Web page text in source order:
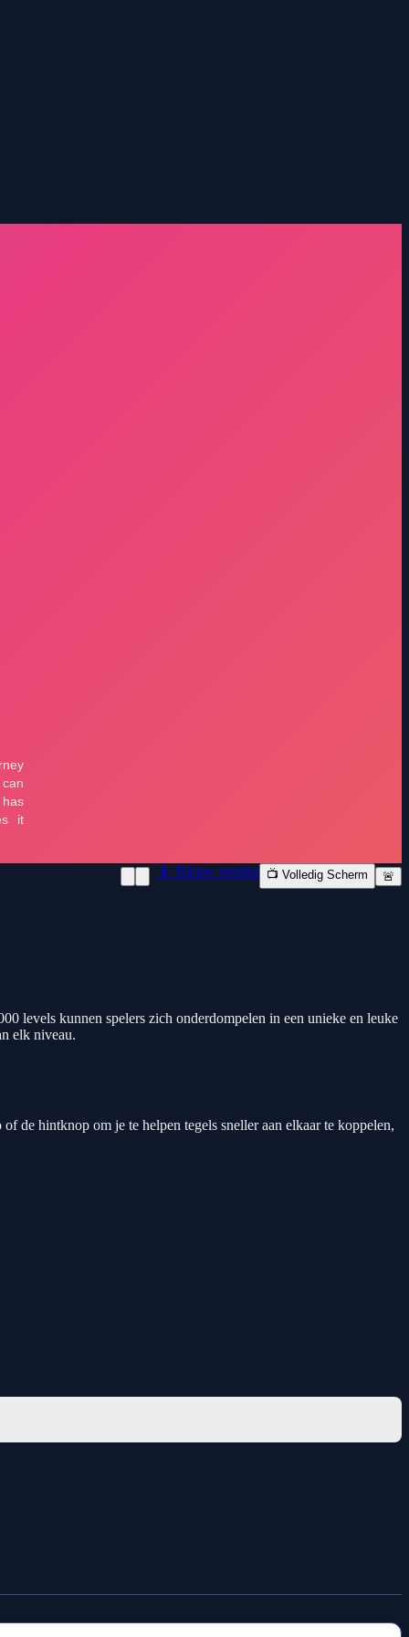
📱 Nieuw venster 📺 Volledig Scherm 🚨
levels kunnen spelers zich onderdompelen in een unieke en leuke
elk niveau.
de hintknop om je te helpen tegels sneller aan elkaar te koppelen,